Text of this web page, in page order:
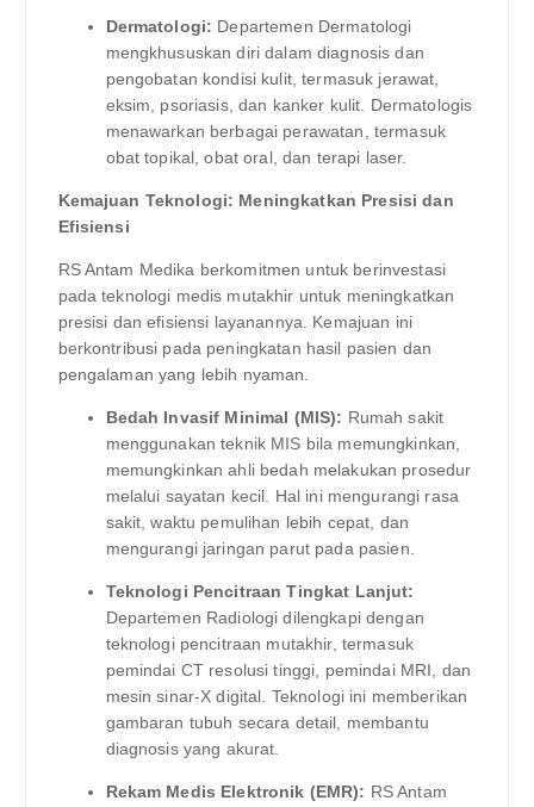
Dermatologi: Departemen Dermatologi
mengkhususkan diri dalam diagnosis dan
pengobatan kondisi kulit, termasuk jerawat,
eksim, psoriasis, dan kanker kulit. Dermatologis
menawarkan berbagai perawatan, termasuk
obat topikal, obat oral, dan terapi laser.
Kemajuan Teknologi: Meningkatkan Presisi dan
Efisiensi
RS Antam Medika berkomitmen untuk berinvestasi
pada teknologi medis mutakhir untuk meningkatkan
presisi dan efisiensi layanannya. Kemajuan ini
berkontribusi pada peningkatan hasil pasien dan
pengalaman yang lebih nyaman.
Bedah Invasif Minimal (MIS): Rumah sakit
menggunakan teknik MIS bila memungkinkan,
memungkinkan ahli bedah melakukan prosedur
melalui sayatan kecil. Hal ini mengurangi rasa
sakit, waktu pemulihan lebih cepat, dan
mengurangi jaringan parut pada pasien.
Teknologi Pencitraan Tingkat Lanjut:
Departemen Radiologi dilengkapi dengan
teknologi pencitraan mutakhir, termasuk
pemindai CT resolusi tinggi, pemindai MRI, dan
mesin sinar-X digital. Teknologi ini memberikan
gambaran tubuh secara detail, membantu
diagnosis yang akurat.
Rekam Medis Elektronik (EMR): RS Antam